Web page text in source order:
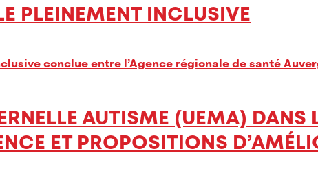
PLEINEMENT INCLUSIVE
conclue entre l’Agence régionale de santé
AUTISME (UEMA) DANS
ET PROPOSITIONS